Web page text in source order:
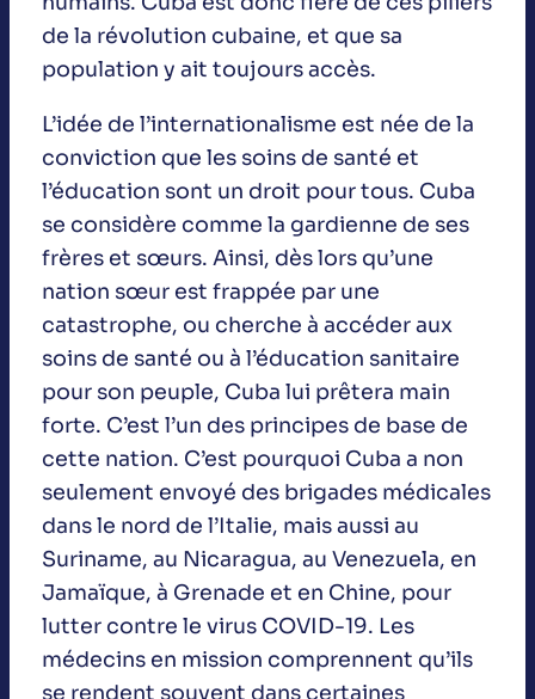
de la révolution cubaine, et que sa
population y ait toujours accès.
L’idée de l’internationalisme est née de la
conviction que les soins de santé et
l’éducation sont un droit pour tous. Cuba
se considère comme la gardienne de ses
frères et sœurs. Ainsi, dès lors qu’une
nation sœur est frappée par une
catastrophe, ou cherche à accéder aux
soins de santé ou à l’éducation sanitaire
pour son peuple, Cuba lui prêtera main
forte. C’est l’un des principes de base de
cette nation. C’est pourquoi Cuba a non
seulement envoyé des brigades médicales
dans le nord de l’Italie, mais aussi au
Suriname, au Nicaragua, au Venezuela, en
Jamaïque, à Grenade et en Chine, pour
lutter contre le virus COVID-19. Les
médecins en mission comprennent qu’ils
se rendent souvent dans certaines